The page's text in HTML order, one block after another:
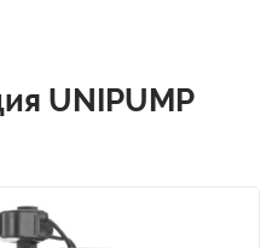
UNIPUMP